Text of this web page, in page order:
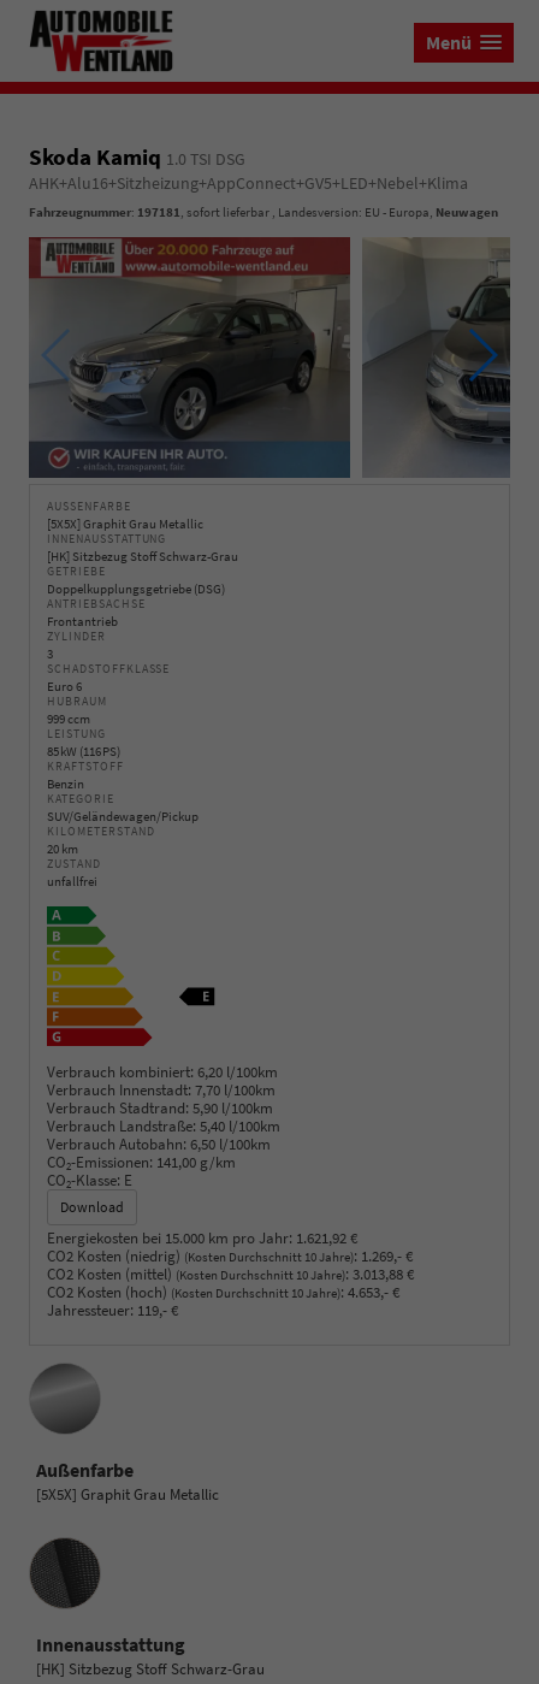
Menü
Skoda Kamiq 1.0 TSI DSG
AHK+Alu16+Sitzheizung+AppConnect+GV5+LED+Nebel+Klima
Fahrzeugnummer: 197181, sofort lieferbar , Landesversion: EU - Europa, Neuwagen
AUSSENFARBE
[5X5X] Graphit Grau Metallic
INNENAUSSTATTUNG
[HK] Sitzbezug Stoff Schwarz-Grau
GETRIEBE
Doppelkupplungsgetriebe (DSG)
ANTRIEBSACHSE
Frontantrieb
ZYLINDER
3
SCHADSTOFFKLASSE
Euro 6
HUBRAUM
999 ccm
LEISTUNG
85 kW (116 PS)
KRAFTSTOFF
Benzin
KATEGORIE
SUV/Geländewagen/Pickup
KILOMETERSTAND
20 km
ZUSTAND
unfallfrei
Verbrauch kombiniert: 6,20 l/100km
Verbrauch Innenstadt: 7,70 l/100km
Verbrauch Stadtrand: 5,90 l/100km
Verbrauch Landstraße: 5,40 l/100km
Verbrauch Autobahn: 6,50 l/100km
CO2-Emissionen: 141,00 g/km
CO2-Klasse: E
Download
Energiekosten bei 15.000 km pro Jahr: 1.621,92 €
CO2 Kosten (niedrig) (Kosten Durchschnitt 10 Jahre): 1.269,- €
CO2 Kosten (mittel) (Kosten Durchschnitt 10 Jahre): 3.013,88 €
CO2 Kosten (hoch) (Kosten Durchschnitt 10 Jahre): 4.653,- €
Jahressteuer: 119,- €
Außenfarbe
[5X5X] Graphit Grau Metallic
Innenausstattung
Innenausstattung
[HK] Sitzbezug Stoff Schwarz-Grau